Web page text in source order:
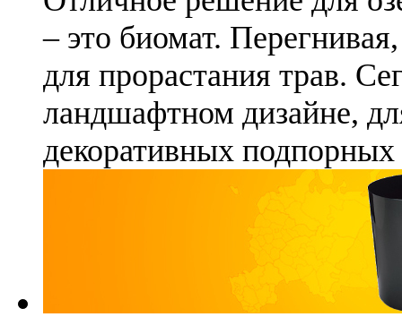
– это биомат.
для прорастания трав.
ландшафтном дизайне,
декоративных подпорных